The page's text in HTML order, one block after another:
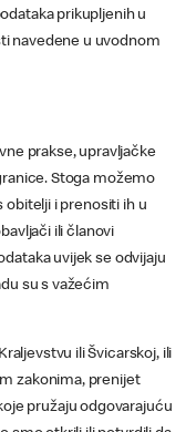
prikupljenih u
navedene u uvodnom
prakse, upravljačke
Stoga možemo
obitelji i prenositi ih u
ili članovi
uvijek se odvijaju
su s važećim
ili Švicarskoj, ili
zakonima, prenijet
pružaju odgovarajuću